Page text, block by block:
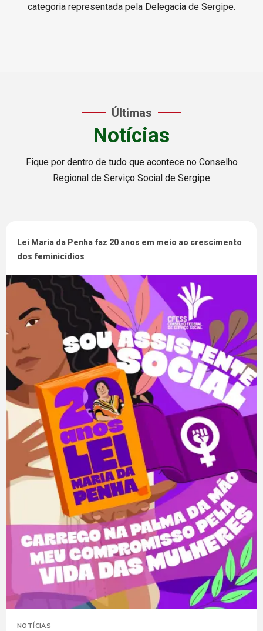
categoria representada pela Delegacia de Sergipe.
Últimas
Notícias
Fique por dentro de tudo que acontece no Conselho
Regional de Serviço Social de Sergipe
Lei Maria da Penha faz 20 anos em meio ao crescimento
dos feminicídios
NOTÍCIAS